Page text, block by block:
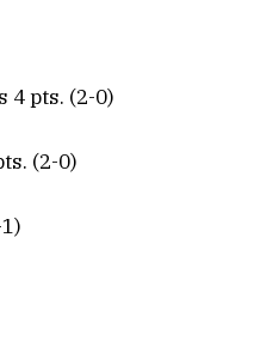
4 pts. (2-0)
(2-0)